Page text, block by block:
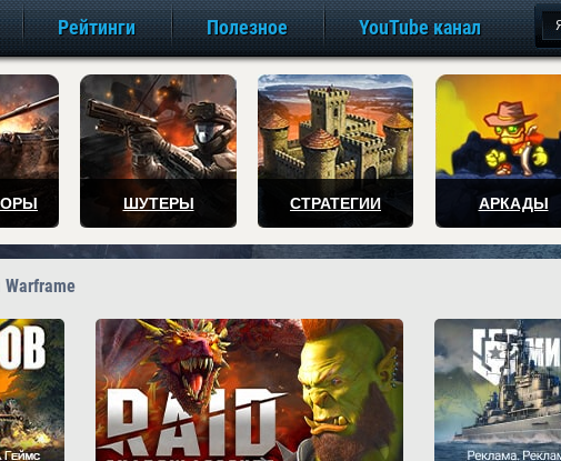
Рейтинги Полезное YouTube канал
ШУТЕРЫ СТРАТЕГИИ АРКАДЫ
Warframe